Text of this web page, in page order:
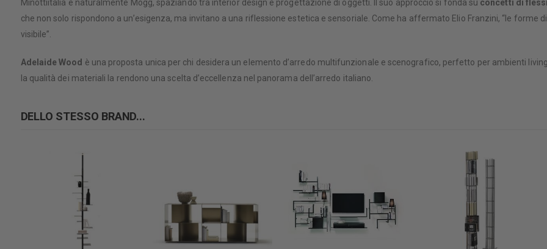
Minottiitalia e naturalmente Mogg, spaziando tra interior design e progettazione di oggetti. Il suo approccio si fonda su concetti di
che non solo rispondono a un’esigenza, ma invitano a una riflessione estetica e sensoriale. Come ha affermato Elio Franzini, “le forme
visibile”.
Adelaide Wood è una proposta unica per chi desidera un elemento d’arredo multifunzionale e scenografico, perfetto per ambienti
la qualità dei materiali la rendono una scelta d’eccellenza nel panorama dell’arredo italiano.
DELLO STESSO BRAND...